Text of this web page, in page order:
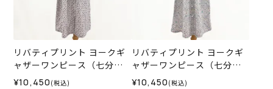
リバティプリント ヨークギ
ャザーワンピース（七分
袖）＜Mサイズ＞35I
¥10,450 (税込)
リバティプリント ヨークギ
ャザーワンピース（七分
袖）＜Mサイズ＞35M
¥10,450 (税込)